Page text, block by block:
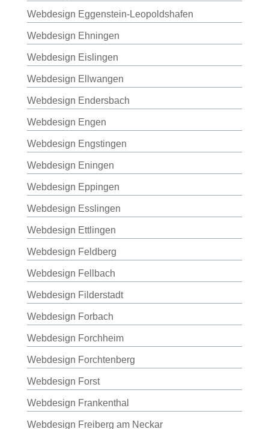
Webdesign Eggenstein-Leopoldshafen
Webdesign Ehningen
Webdesign Eislingen
Webdesign Ellwangen
Webdesign Endersbach
Webdesign Engen
Webdesign Engstingen
Webdesign Eningen
Webdesign Eppingen
Webdesign Esslingen
Webdesign Ettlingen
Webdesign Feldberg
Webdesign Fellbach
Webdesign Filderstadt
Webdesign Forbach
Webdesign Forchheim
Webdesign Forchtenberg
Webdesign Forst
Webdesign Frankenthal
Webdesign Freiberg am Neckar